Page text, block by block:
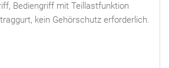
Bediengriff mit Teillastfunktion
kein Gehörschutz erforderlich.